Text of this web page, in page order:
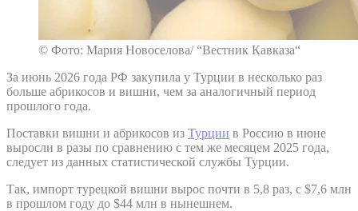
© Фото: Мария Новоселова/ “Вестник Кавказа“
За июнь 2026 года РФ закупила у Турции в несколько раз
больше абрикосов и вишни, чем за аналогичный период
прошлого года.
Поставки вишни и абрикосов из Турции в Россию в июне
выросли в разы по сравнению с тем же месяцем 2025 года,
следует из данных статистической службы Турции.
Так, импорт турецкой вишни вырос почти в 5,8 раз, с $7,6 млн
в прошлом году до $44 млн в нынешнем.